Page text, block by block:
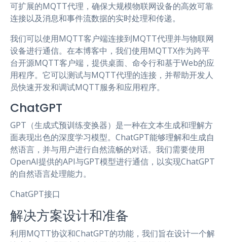
可扩展的MQTT代理，确保大规模物联网设备的高效可靠
连接以及消息和事件流数据的实时处理和传递。
我们可以使用MQTT客户端连接到MQTT代理并与物联网
设备进行通信。在本博客中，我们使用MQTTX作为跨平
台开源MQTT客户端，提供桌面、命令行和基于Web的应
用程序。它可以测试与MQTT代理的连接，并帮助开发人
员快速开发和调试MQTT服务和应用程序。
ChatGPT
GPT（生成式预训练变换器）是一种在文本生成和理解方
面表现出色的深度学习模型。ChatGPT能够理解和生成自
然语言，并与用户进行自然流畅的对话。我们需要使用
OpenAI提供的API与GPT模型进行通信，以实现ChatGPT
的自然语言处理能力。
ChatGPT接口
解决方案设计和准备
利用MQTT协议和ChatGPT的功能，我们旨在设计一个解